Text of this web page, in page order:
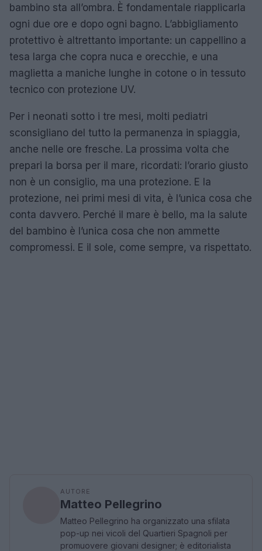
bambino sta all’ombra. È fondamentale riapplicarla
ogni due ore e dopo ogni bagno. L’abbigliamento
protettivo è altrettanto importante: un cappellino a
tesa larga che copra nuca e orecchie, e una
maglietta a maniche lunghe in cotone o in tessuto
tecnico con protezione UV.
Per i neonati sotto i tre mesi, molti pediatri
sconsigliano del tutto la permanenza in spiaggia,
anche nelle ore fresche. La prossima volta che
prepari la borsa per il mare, ricordati: l’orario giusto
non è un consiglio, ma una protezione. E la
protezione, nei primi mesi di vita, è l’unica cosa che
conta davvero. Perché il mare è bello, ma la salute
del bambino è l’unica cosa che non ammette
compromessi. E il sole, come sempre, va rispettato.
AUTORE
Matteo Pellegrino
Matteo Pellegrino ha organizzato una sfilata
pop-up nei vicoli del Quartieri Spagnoli per
promuovere giovani designer; è editorialista